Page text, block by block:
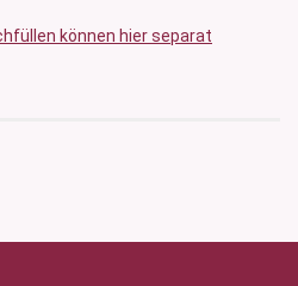
können hier separat